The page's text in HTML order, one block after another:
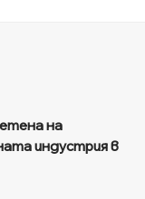
на
индустрия в